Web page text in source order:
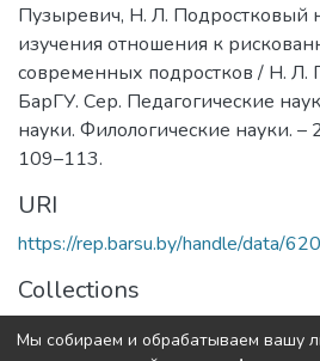
Пузыревич, Н. Л. Подростковый
изучения отношения к
современных подростков / Н. Л.
БарГУ. Сер. Педагогические
науки. Филологические науки. –
109–113.
URI
https://rep.barsu.by/handle/data/
Collections
2019 год Выпуск 7.
Мы собираем и обрабатываем вашу